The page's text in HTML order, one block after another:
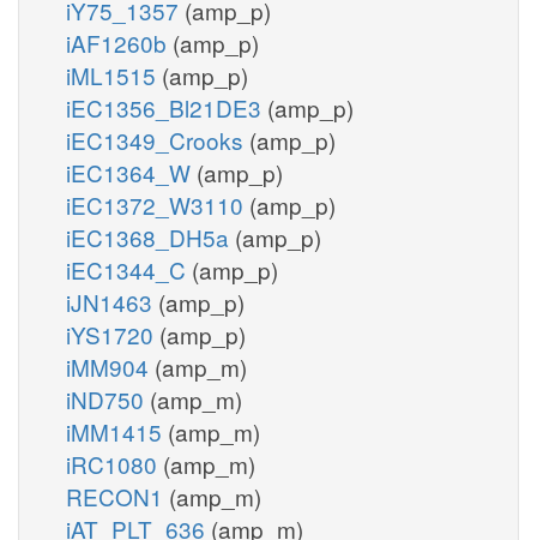
iY75_1357 (amp_p)
iAF1260b (amp_p)
iML1515 (amp_p)
iEC1356_Bl21DE3 (amp_p)
iEC1349_Crooks (amp_p)
iEC1364_W (amp_p)
iEC1372_W3110 (amp_p)
iEC1368_DH5a (amp_p)
iEC1344_C (amp_p)
iJN1463 (amp_p)
iYS1720 (amp_p)
iMM904 (amp_m)
iND750 (amp_m)
iMM1415 (amp_m)
iRC1080 (amp_m)
RECON1 (amp_m)
iAT_PLT_636 (amp_m)